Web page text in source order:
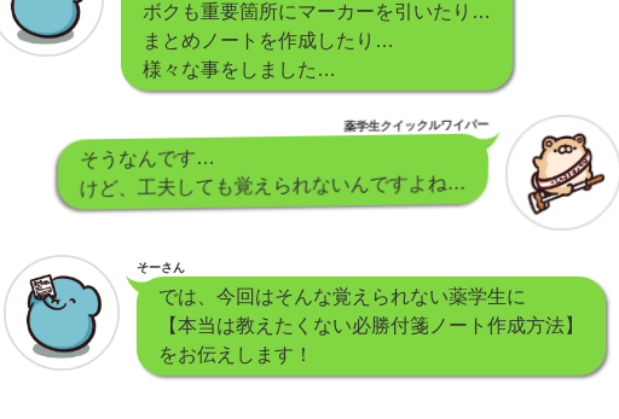
ボクも重要箇所にマーカーを引いたり…
まとめノートを作成したり…
様々な事をしました…
薬学生クイックルワイパー
そうなんです…
けど、工夫しても覚えられないんですよね…
そーさん
では、今回はそんな覚えられない薬学生に
【本当は教えたくない必勝付箋ノート作成方法】
をお伝えします！